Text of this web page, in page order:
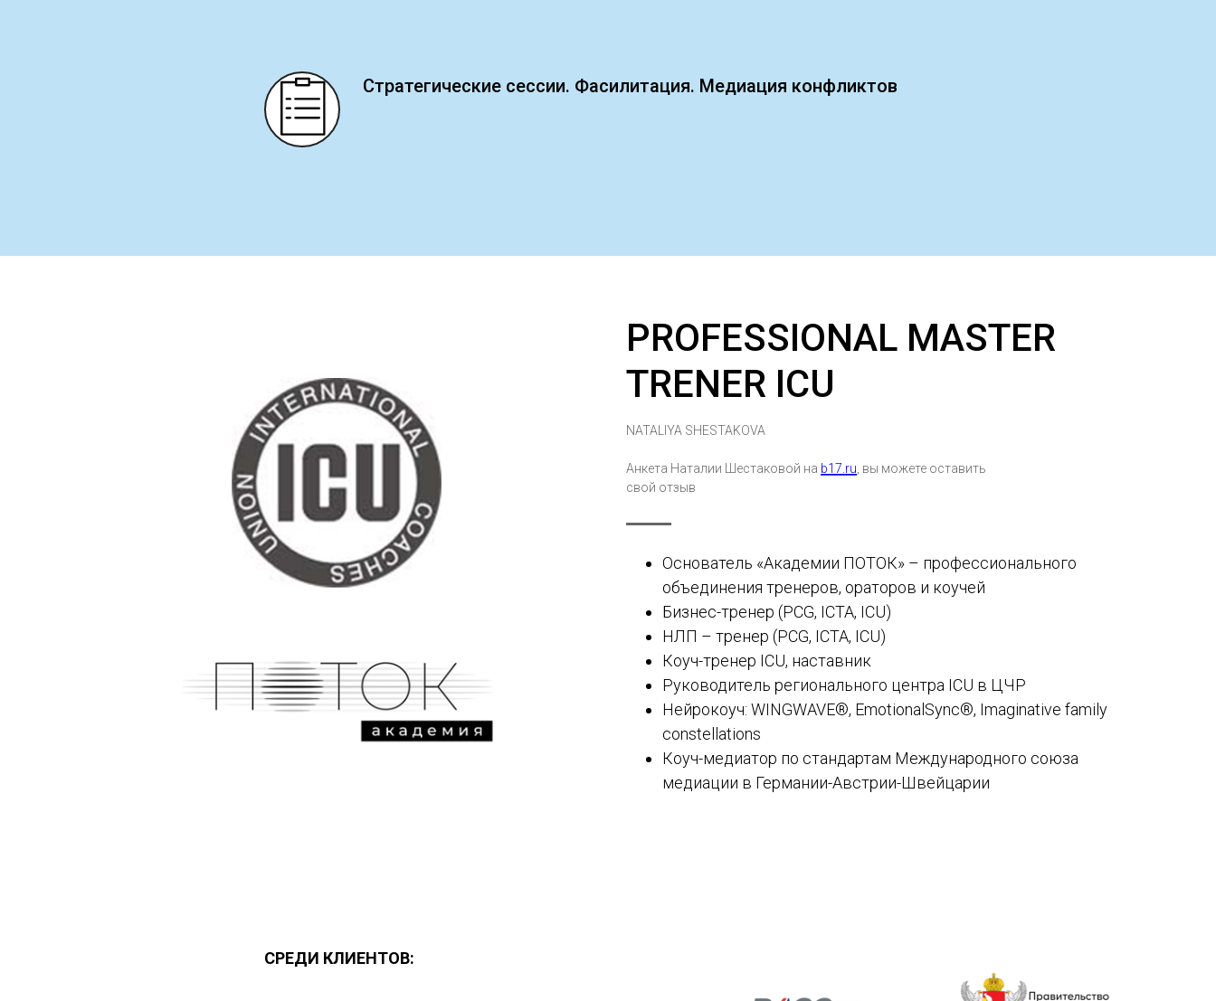
Стратегические сессии. Фасилитация. Медиация конфликтов
PROFESSIONAL MASTER
TRENER ICU
NATALIYA SHESTAKOVA
Анкета Наталии Шестаковой на b17.ru , вы можете оставить
свой отзыв
Основатель «Академии ПОТОК» – профессионального
объединения тренеров, ораторов и коучей
Бизнес-тренер (PCG, ICTA, ICU)
НЛП – тренер (PCG, ICTA, ICU)
Коуч-тренер ICU, наставник
Руководитель регионального центра ICU в ЦЧР
Нейрокоуч: WINGWAVE®, EmotionalSync®, Imaginative family
constellations
Коуч-медиатор по стандартам Международного союза
медиации в Германии-Австрии-Швейцарии
СРЕДИ КЛИЕНТОВ: